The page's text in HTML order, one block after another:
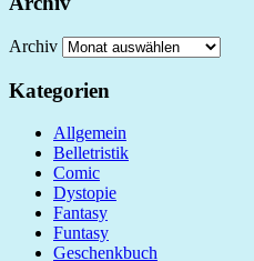
Archiv
Kategorien
Allgemein
Belletristik
Comic
Dystopie
Fantasy
Funtasy
Geschenkbuch